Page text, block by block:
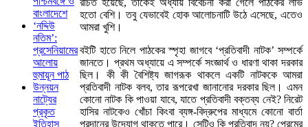
রচিত হয়েছে, তাকেই অধ্যায় বিবেচনা করা গেলে পাঠকের লাভ
হতো বেশি। তবু যেভাবেই হোক আলোচনাটি উঠে এসেছে, এতেও
আমরা খুশি।
বইটি হাতে নিলে পাঠকের স্পৃহা জাগবে ‘প্রতিবাদী নাটক’ সম্পর্কে
জানতে। প্রথম অধ্যায়ে এ সম্পর্কে সংজ্ঞার্থ ও ধারণা থাকা দরকার
ছিল। কী কী বৈশিষ্ট্য জাগরূক থাকলে একটি নাটককে আমরা
প্রতিবাদী নাটক বলব, তার রূপরেখা জানানোর দরকার ছিল। এমন
কোনো নাটক কি পাওয়া যাবে, যাতে প্রতিবাদী বক্তব্য নেই? নিরেট
হাসির নাটকেও খোঁচা কিংবা ব্যঙ্গ-বিদ্রুপের মাধ্যমে কোনো বার্তা
প্রদানের উদ্যোগ থাকতে পারে। সেটিও কি প্রতিবাদ নয়? প্রেমের
বাংলাদেশে
‘নদ্দিউ
নতিম’:
প্রসেনিয়ামের
আলোয়
হুমায়ূন পাঠ
উন্নয়ন
নাট্যের
প্রকৃত
ইতিহাস